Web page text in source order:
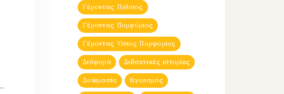
Γέροντας Παΐσιος
Γέροντας Πορφύριος
Γέροντας Ὀσιος Πορφύριος
Διάφορα Διδακτικές ιστορίες
Δοκιμασία Εγωισμός